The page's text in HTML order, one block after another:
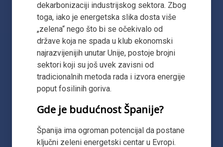
dekarbonizaciji industrijskog sektora. Zbog
toga, iako je energetska slika dosta više
„zelena“ nego što bi se očekivalo od
države koja ne spada u klub ekonomski
najrazvijenijih unutar Unije, postoje brojni
sektori koji su još uvek zavisni od
tradicionalnih metoda rada i izvora energije
poput fosilinih goriva.
Gde je budućnost Španije?
Španija ima ogroman potencijal da postane
ključni zeleni energetski centar u Evropi.